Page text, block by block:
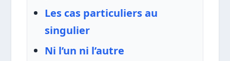
Les cas particuliers au
singulier
Ni l’un ni l’autre